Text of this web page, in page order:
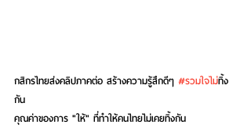
กสิกรไทยส่งคลิปภาคต่อ สร้างความรู้สึกดีๆ #รวมใจไม่ทิ้ง
กัน
คุณค่าของการ "ให้" ที่ทำให้คนไทยไม่เคยทิ้งกัน